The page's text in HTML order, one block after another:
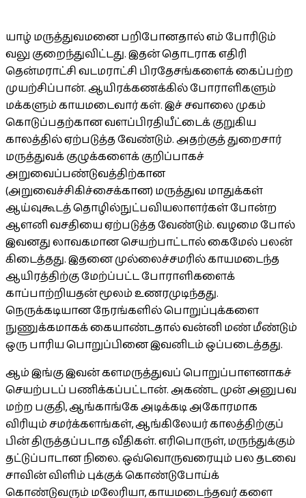
யாழ் மருத்துவமனை பறிபோனதால் எம் போரிடும்
வலு குறைந்துவிட்டது. இதன் தொடராக எதிரி
தென்மராட்சி வடமராட்சி பிரதேசங்களைக் கைப்பற்ற
முயற்சிப்பான். ஆயிரக்கணக்கில் போராளிகளும்
மக்களும் காயமடைவார் கள். இச் சவாலை முகம்
கொடுப்பதற்கான வளப்பிரதியீட்டைக் குறுகிய
காலத்தில் ஏற்படுத்த வேண்டும். அதற்குத் துறைசார்
மருத்துவக் குழுக்களைக் குறிப்பாகச்
அறுவைப்பண்டுவத்திற்கான
(அறுவைச்சிகிச்சைக்கான) மருத்துவ மாதுக்கள்
ஆய்வுகூடத் தொழில்நுட்பவியலாளர்கள் போன்ற
ஆளனி வசதியை ஏற்படுத்த வேண்டும். வழமை போல்
இவனது லாவகமான செயற்பாட்டால் கைமேல் பலன்
கிடைத்தது. இதனை முல்லைச்சமரில் காயமடைந்த
ஆயிரத்திற்கு மேற்ப்பட்ட போராளிகளைக்
காப்பாற்றியதன் மூலம் உணரமுடிந்தது.
நெருக்கடியான நேரங்களில் பொறுப்புக்களை
நுணுக்கமாகக் கையாண்டதால் வன்னி மண் மீண்டும்
ஒரு பாரிய பொறுப்பினை இவனிடம் ஒப்படைத்தது.
ஆம் இங்கு இவன் களமருத்துவப் பொறுப்பாளனாகச்
செயற்படப் பணிக்கப்பட்டான். அகண்ட முன் அனுபவ
மற்ற பகுதி, ஆங்காங்கே அடிக்கடி அகோரமாக
விரியும் சமர்க்களங்கள், ஆங்கிலேயர் காலத்திற்குப்
பின் திருத்தப்படாத வீதிகள். எரிபொருள், மருந்துக்கும்
தட்டுப்பாடான நிலை. ஒவ்வொருவரையும் பல தடவை
சாவின் விளிம் புக்குக் கொண்டுபோய்க்
கொண்டுவரும் மலேரியா, காயமடைந்தவர் களை